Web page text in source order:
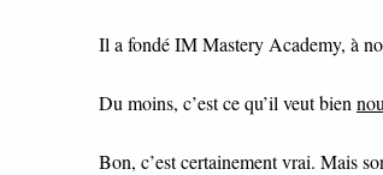
Il a fondé IM Mastery Academy, à
Du moins, c’est ce qu’il veut bien
Bon, c’est certainement vrai. Mais